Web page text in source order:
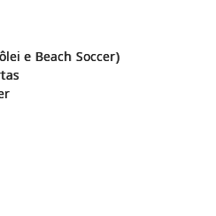
e Beach Soccer)